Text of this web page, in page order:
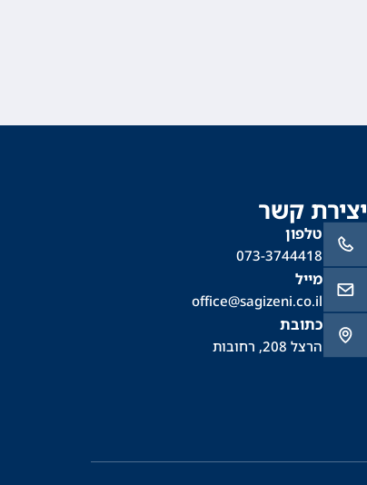
יצירת קשר
טלפון
073-3744418
מייל
office@sagizeni.co.il
כתובת
הרצל 208, רחובות